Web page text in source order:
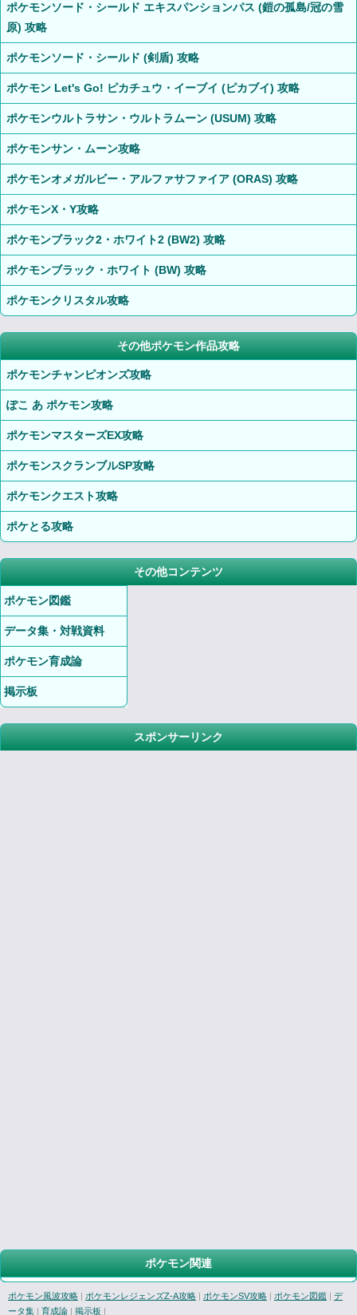
ポケモンソード・シールド エキスパンションパス (鎧の孤島/冠の雪
原) 攻略
ポケモンソード・シールド (剣盾) 攻略
ポケモン Let's Go! ピカチュウ・イーブイ (ピカブイ) 攻略
ポケモンウルトラサン・ウルトラムーン (USUM) 攻略
ポケモンサン・ムーン攻略
ポケモンオメガルビー・アルファサファイア (ORAS) 攻略
ポケモンX・Y攻略
ポケモンブラック2・ホワイト2 (BW2) 攻略
ポケモンブラック・ホワイト (BW) 攻略
ポケモンクリスタル攻略
その他ポケモン作品攻略
ポケモンチャンピオンズ攻略
ぽこ あ ポケモン攻略
ポケモンマスターズEX攻略
ポケモンスクランブルSP攻略
ポケモンクエスト攻略
ポケとる攻略
その他コンテンツ
ポケモン図鑑
データ集・対戦資料
ポケモン育成論
掲示板
スポンサーリンク
ポケモン関連
ポケモン風波攻略 | ポケモンレジェンズZ-A攻略 | ポケモンSV攻略 | ポケモン図鑑 | デ
ータ集 | 育成論 | 掲示板 |